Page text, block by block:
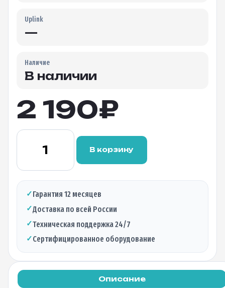
Uplink
—
Наличие
В наличии
2 190₽
Количество
Оптический
трансивер
BTL-
S1X340L,
1.25Гбит/c,
волокна,
1310нм
(RX-
TX),
LC
В корзину
✓Гарантия 12 месяцев
✓Доставка по всей России
✓Техническая поддержка 24/7
✓Сертифицированное оборудование
Описание